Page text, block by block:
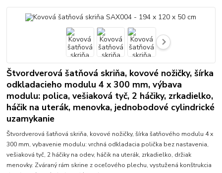
Štvordverová šatňová skriňa, kovové nožičky, šírka
odkladacieho modulu 4 x 300 mm, výbava
modulu: polica, vešiaková tyč, 2 háčiky, zrkadielko,
háčik na uterák, menovka, jednobodové cylindrické
uzamykanie
Štvordverová šatňová skriňa, kovové nožičky, šírka šatňového modulu 4 x
300 mm, vybavenie modulu: vrchná odkladacia polička bez nastavenia,
vešiaková tyč, 2 háčiky na odev, háčik na uterák, zrkadielko, držiak
menovky. Zváraný rám skrine z oceľového plechu, vystužená konštrukcia